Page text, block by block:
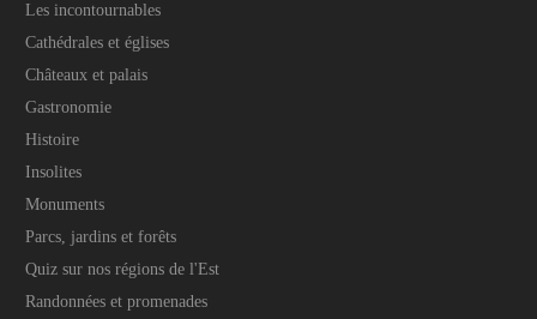
Les incontournables
Cathédrales et églises
Châteaux et palais
Gastronomie
Histoire
Insolites
Monuments
Parcs, jardins et forêts
Quiz sur nos régions de l'Est
Randonnées et promenades